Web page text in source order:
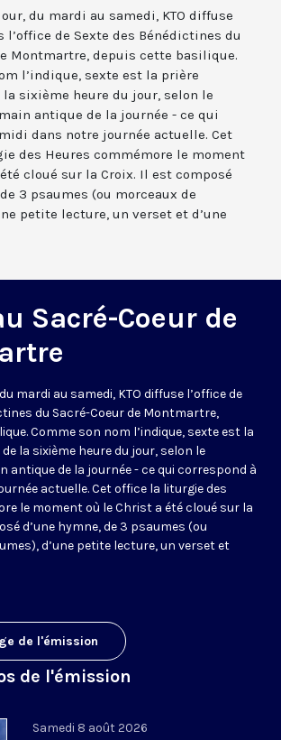
du mardi au samedi, KTO diffuse
l’office de Sexte des Bénédictines du
Montmartre, depuis cette basilique.
l’indique, sexte est la prière
sixième heure du jour, selon le
antique de la journée - ce qui
dans notre journée actuelle. Cet
des Heures commémore le moment
cloué sur la Croix. Il est composé
3 psaumes (ou morceaux de
petite lecture, un verset et d’une
Sacré-Coeur de
mardi au samedi, KTO diffuse l’office de
du Sacré-Coeur de Montmartre,
. Comme son nom l’indique, sexte est la
la sixième heure du jour, selon le
antique de la journée - ce qui correspond à
actuelle. Cet office la liturgie des
le moment où le Christ a été cloué sur la
d’une hymne, de 3 psaumes (ou
d’une petite lecture, un verset et
de l'émission
de l'émission
Samedi 8 août 2026